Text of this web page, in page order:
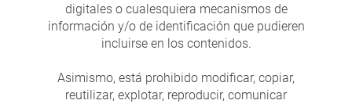
digitales o cualesquiera mecanismos de
información y/o de identificación que pudieren
incluirse en los contenidos.
Asimismo, está prohibido modificar, copiar,
reutilizar, explotar, reproducir, comunicar